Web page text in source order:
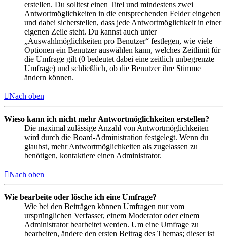
erstellen. Du solltest einen Titel und mindestens zwei
Antwortmöglichkeiten in die entsprechenden Felder eingeben
und dabei sicherstellen, dass jede Antwortmöglichkeit in einer
eigenen Zeile steht. Du kannst auch unter
„Auswahlmöglichkeiten pro Benutzer“ festlegen, wie viele
Optionen ein Benutzer auswählen kann, welches Zeitlimit für
die Umfrage gilt (0 bedeutet dabei eine zeitlich unbegrenzte
Umfrage) und schließlich, ob die Benutzer ihre Stimme
ändern können.
Nach oben
Wieso kann ich nicht mehr Antwortmöglichkeiten erstellen?
Die maximal zulässige Anzahl von Antwortmöglichkeiten
wird durch die Board-Administration festgelegt. Wenn du
glaubst, mehr Antwortmöglichkeiten als zugelassen zu
benötigen, kontaktiere einen Administrator.
Nach oben
Wie bearbeite oder lösche ich eine Umfrage?
Wie bei den Beiträgen können Umfragen nur vom
ursprünglichen Verfasser, einem Moderator oder einem
Administrator bearbeitet werden. Um eine Umfrage zu
bearbeiten, ändere den ersten Beitrag des Themas; dieser ist